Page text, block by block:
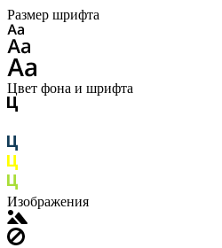
Размер шрифта
Цвет фона и шрифта
Изображения